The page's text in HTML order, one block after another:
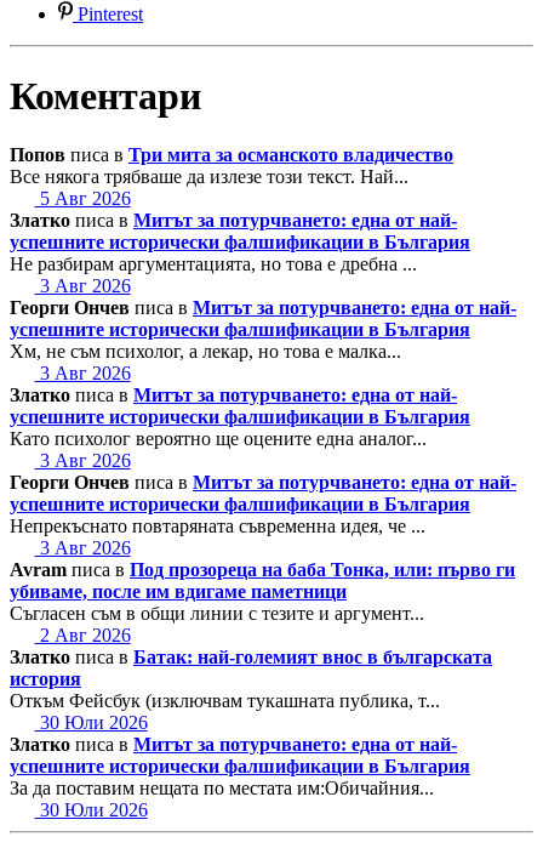
Pinterest
Коментари
Попов писа в Три мита за османското владичество
Все някога трябваше да излезе този текст. Най...
5 Авг 2026
Златко писа в Митът за потурчването: една от най-
успешните исторически фалшификации в България
Не разбирам аргументацията, но това е дребна ...
3 Авг 2026
Георги Ончев писа в Митът за потурчването: една от най-
успешните исторически фалшификации в България
Хм, не съм психолог, а лекар, но това е малка...
3 Авг 2026
Златко писа в Митът за потурчването: една от най-
успешните исторически фалшификации в България
Като психолог вероятно ще оцените една аналог...
3 Авг 2026
Георги Ончев писа в Митът за потурчването: една от най-
успешните исторически фалшификации в България
Непрекъснато повтаряната съвременна идея, че ...
3 Авг 2026
Avram писа в Под прозореца на баба Тонка, или: първо ги
убиваме, после им вдигаме паметници
Съгласен съм в общи линии с тезите и аргумент...
2 Авг 2026
Златко писа в Батак: най-големият внос в българската
история
Откъм Фейсбук (изключвам тукашната публика, т...
30 Юли 2026
Златко писа в Митът за потурчването: една от най-
успешните исторически фалшификации в България
За да поставим нещата по местата им:Обичайния...
30 Юли 2026